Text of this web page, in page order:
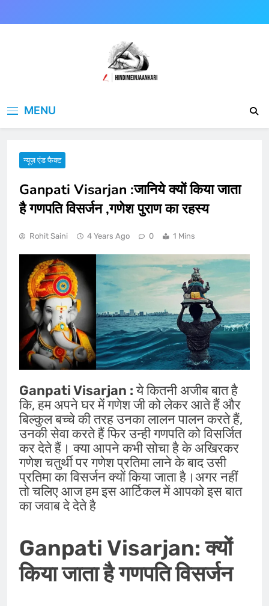
to
MENU
न्यूज़ एंड फैक्ट
Ganpati Visarjan :जानिये क्यों किया जाता
है गणपति विसर्जन ,गणेश पुराण का रहस्य
Rohit Saini 4 Years Ago 0 1 Mins
Ganpati Visarjan :ये कितनी अजीब बात है
कि, हम अपने घर में गणेश जी को लेकर आते हैं और
बिल्कुल बच्चे की तरह उनका लालन पालन करते हैं,
उनकी सेवा करते हैं फिर उन्ही गणपति को विसर्जित
कर देते हैं। क्या आपने कभी सोचा है के अखिरकर
गणेश चतुर्थी पर गणेश प्रतिमा लाने के बाद उसी
प्रतिमा का विसर्जन क्यों किया जाता है।अगर नहीं
तो चलिए आज हम इस आर्टिकल में आपको इस बात
का जवाब दे देते है
Ganpati Visarjan: क्यों
किया जाता है गणपति विसर्जन